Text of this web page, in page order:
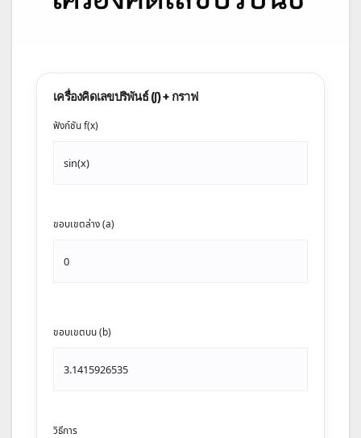
เครื่องคิดเลขปริพันธ์ (∫) + กราฟ
ฟังก์ชัน f(x)
ขอบเขตล่าง (a)
ขอบเขตบน (b)
วิธีการ